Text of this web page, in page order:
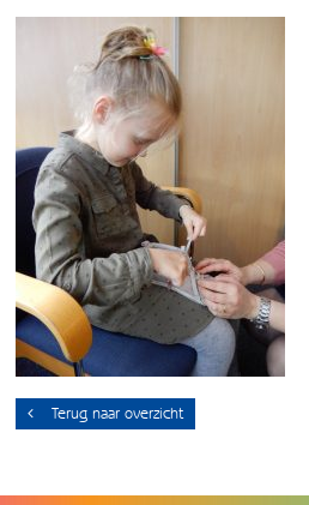
Terug naar overzicht